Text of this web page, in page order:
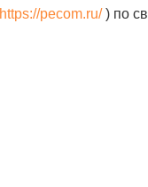
https://pecom.ru/) по